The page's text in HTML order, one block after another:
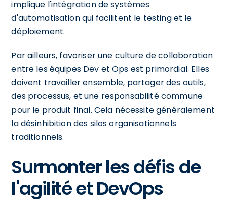
implique l'intégration de systèmes
d'automatisation qui facilitent le testing et le
déploiement.
Par ailleurs, favoriser une culture de collaboration
entre les équipes Dev et Ops est primordial. Elles
doivent travailler ensemble, partager des outils,
des processus, et une responsabilité commune
pour le produit final. Cela nécessite généralement
la désinhibition des silos organisationnels
traditionnels.
Surmonter les défis de
l'agilité et DevOps